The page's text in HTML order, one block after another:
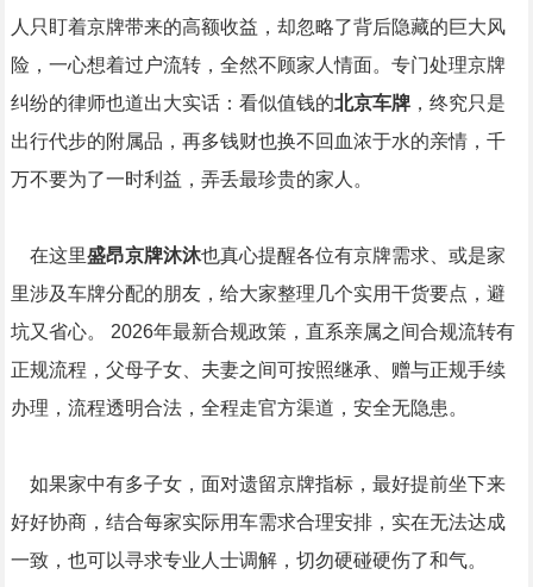
人只盯着京牌带来的高额收益，却忽略了背后隐藏的巨大风
险，一心想着过户流转，全然不顾家人情面。专门处理京牌
纠纷的律师也道出大实话：看似值钱的北京车牌，终究只是
出行代步的附属品，再多钱财也换不回血浓于水的亲情，千
万不要为了一时利益，弄丢最珍贵的家人。
在这里盛昂京牌沐沐也真心提醒各位有京牌需求、或是家
里涉及车牌分配的朋友，给大家整理几个实用干货要点，避
坑又省心。 2026年最新合规政策，直系亲属之间合规流转有
正规流程，父母子女、夫妻之间可按照继承、赠与正规手续
办理，流程透明合法，全程走官方渠道，安全无隐患。
如果家中有多子女，面对遗留京牌指标，最好提前坐下来
好好协商，结合每家实际用车需求合理安排，实在无法达成
一致，也可以寻求专业人士调解，切勿硬碰硬伤了和气。